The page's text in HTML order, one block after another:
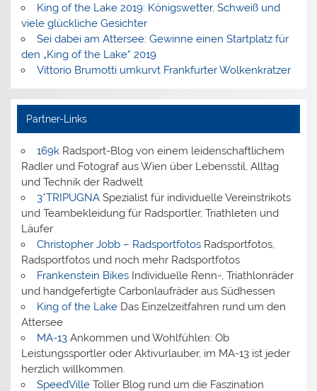
King of the Lake 2019: Königswetter, Schweiß und
viele glückliche Gesichter
Sei dabei am Attersee: Gewinne einen Startplatz für
den „King of the Lake“ 2019
Vittorio Brumotti umkurvt Frankfurter Wolkenkratzer
Partner-Links
169kRadsport-Blog von einem leidenschaftlichem
Radler und Fotograf aus Wien über Lebensstil, Alltag
und Technik der Radwelt
3*TRIPUGNASpezialist für individuelle Vereinstrikots
und Teambekleidung für Radsportler, Triathleten und
Läufer
Christopher Jobb – RadsportfotosRadsportfotos,
Radsportfotos und noch mehr Radsportfotos
Frankenstein BikesIndividuelle Renn-, Triathlonräder
und handgefertigte Carbonlaufräder aus Südhessen
King of the LakeDas Einzelzeitfahren rund um den
Attersee
MA-13Ankommen und Wohlfühlen: Ob
Leistungssportler oder Aktivurlauber, im MA-13 ist jeder
herzlich willkommen.
SpeedVilleToller Blog rund um die Faszination